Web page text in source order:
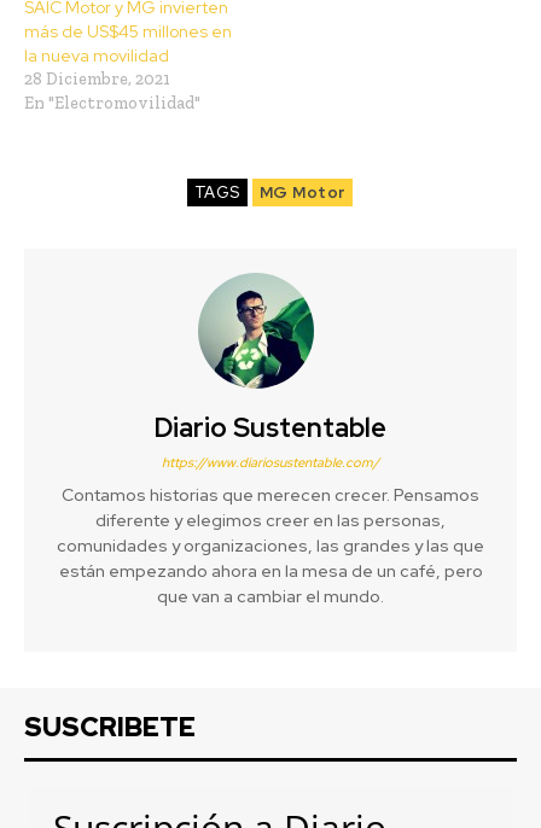
SAIC Motor y MG invierten
más de US$45 millones en
la nueva movilidad
28 Diciembre, 2021
En "Electromovilidad"
TAGS MG Motor
Diario Sustentable
https://www.diariosustentable.com/
Contamos historias que merecen crecer. Pensamos
diferente y elegimos creer en las personas,
comunidades y organizaciones, las grandes y las que
están empezando ahora en la mesa de un café, pero
que van a cambiar el mundo.
SUSCRIBETE